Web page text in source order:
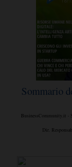
Sommario
BusinessCommunity.it -
Dir.